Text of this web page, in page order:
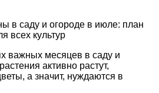
в саду и огороде в июле: план
всех культур
важных месяцев в саду и
активно растут,
а значит, нуждаются в